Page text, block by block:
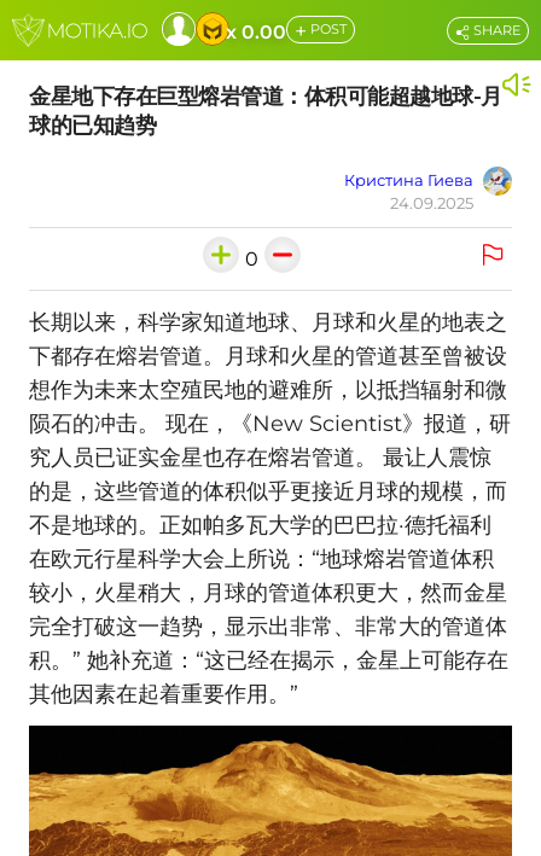
x 0.00 + POST
金星地下存在巨型熔岩管道：体积可能超越地球-月
球的已知趋势
Кристина Гиева
24.09.2025
SHARE
0
长期以来，科学家知道地球、月球和火星的地表之
下都存在熔岩管道。月球和火星的管道甚至曾被设
想作为未来太空殖民地的避难所，以抵挡辐射和微
陨石的冲击。 现在，《New Scientist》报道，研
究人员已证实金星也存在熔岩管道。 最让人震惊
的是，这些管道的体积似乎更接近月球的规模，而
不是地球的。正如帕多瓦大学的巴巴拉·德托福利
在欧元行星科学大会上所说：“地球熔岩管道体积
较小，火星稍大，月球的管道体积更大，然而金星
完全打破这一趋势，显示出非常、非常大的管道体
积。” 她补充道：“这已经在揭示，金星上可能存在
其他因素在起着重要作用。”